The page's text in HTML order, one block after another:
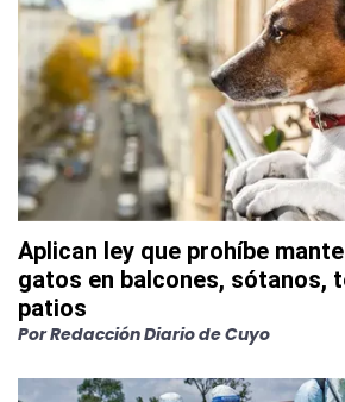
Aplican ley que prohíbe
gatos en balcones, sótanos,
patios
PorRedacción Diario de Cuyo